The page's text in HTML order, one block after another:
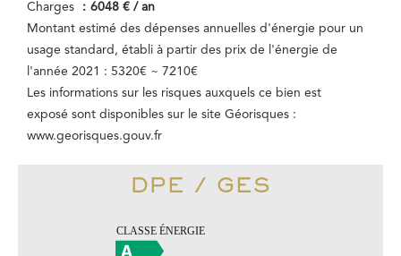
Charges
6048 € / an
Montant estimé des dépenses annuelles d'énergie pour un
usage standard, établi à partir des prix de l'énergie de
l'année 2021 : 5320€ ~ 7210€
Les informations sur les risques auxquels ce bien est
exposé sont disponibles sur le site Géorisques :
www.georisques.gouv.fr
DPE / GES